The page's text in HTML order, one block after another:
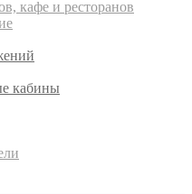
кафе и ресторанов
кабины